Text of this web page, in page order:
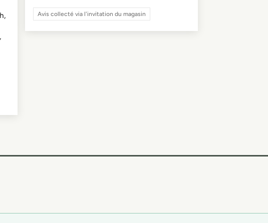
Avis collecté via l'invitation du magasin